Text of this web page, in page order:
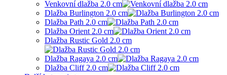
Venkovní dlažba 2.0 cm
Dlažba Burlington 2.0 cm
Dlažba Path 2.0 cm
Dlažba Orient 2.0 cm
Dlažba Rustic Gold 2.0 cm
Dlažba Ragaya 2.0 cm
Dlažba Cliff 2.0 cm